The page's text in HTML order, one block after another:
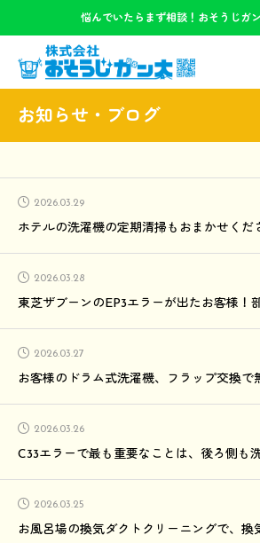
悩んでいたらまず相談！おそうじガ
お知らせ・ブログ
2026.03.29
2026.03.28
2026.03.27
2026.03.26
2026.03.25